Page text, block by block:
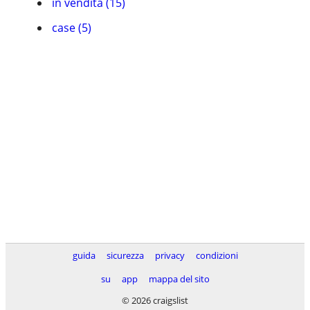
case (5)
guida sicurezza privacy
condizioni
su
app
mappa del sito
© 2026 craigslist